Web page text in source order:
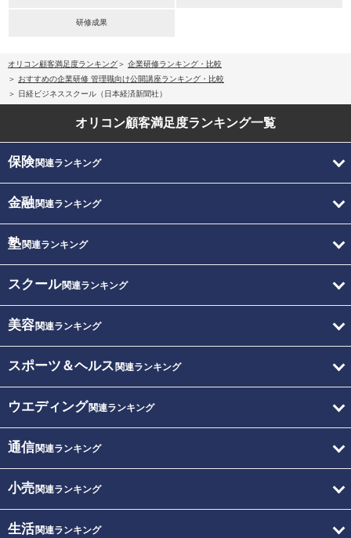
研修成果
オリコン顧客満足度ランキング
企業研修ランキング・比較
おすすめの企業研修 管理職向け公開講座ランキング・比較
日経ビジネススクール（日本経済新聞社）
オリコン顧客満足度ランキング一覧
保険関連ランキング
金融関連ランキング
塾関連ランキング
スクール関連ランキング
美容関連ランキング
スポーツ＆ヘルス 関連ランキング
ウエディング関連ランキング
通信関連ランキング
小売関連ランキング
生活関連ランキング